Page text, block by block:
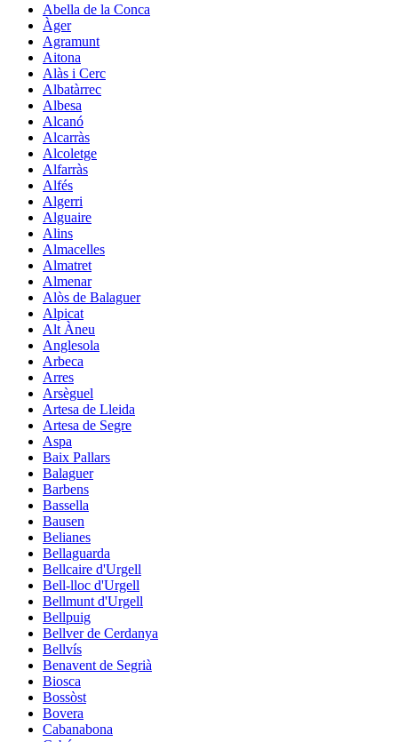
Abella de la Conca
Àger
Agramunt
Aitona
Alàs i Cerc
Albatàrrec
Albesa
Alcanó
Alcarràs
Alcoletge
Alfarràs
Alfés
Algerri
Alguaire
Alins
Almacelles
Almatret
Almenar
Alòs de Balaguer
Alpicat
Alt Àneu
Anglesola
Arbeca
Arres
Arsèguel
Artesa de Lleida
Artesa de Segre
Aspa
Baix Pallars
Balaguer
Barbens
Bassella
Bausen
Belianes
Bellaguarda
Bellcaire d'Urgell
Bell-lloc d'Urgell
Bellmunt d'Urgell
Bellpuig
Bellver de Cerdanya
Bellvís
Benavent de Segrià
Biosca
Bossòst
Bovera
Cabanabona